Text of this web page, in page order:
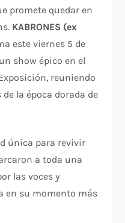
promete quedar en
KABRONES (ex
este viernes 5 de
show épico en el
reuniendo
la época dorada de
única para revivir
a toda una
las voces y
en su momento más